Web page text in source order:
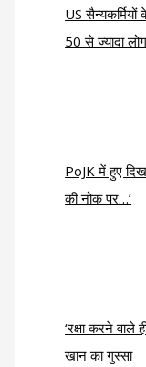
US
50 से ज्यादा लोग
PoJK में हुए
की नोक पर…’
‘रक्षा करने वाले
खान का गुस्सा